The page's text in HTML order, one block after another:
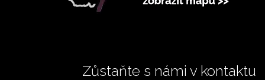
Zůstaňte s námi v kontaktu